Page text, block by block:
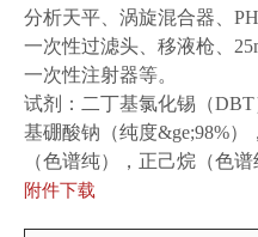
分析天平、涡旋混合器、
一次性过滤头、移液枪、
一次性注射器等。
试剂：二丁基氯化锡（
基硼酸钠（纯度&ge;98%
（色谱纯），正己烷（色
附件下载